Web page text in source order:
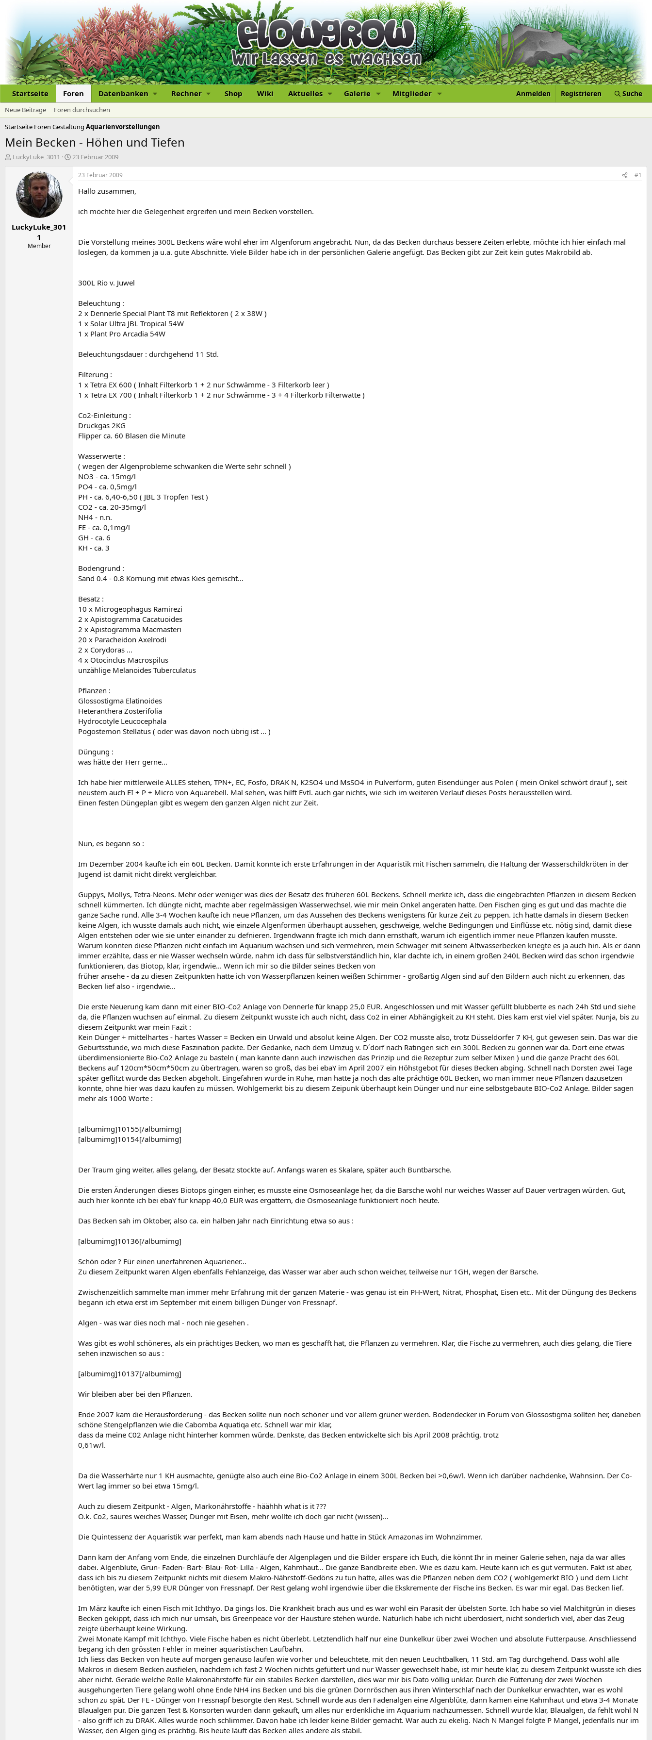
Startseite Foren Datenbanken Rechner Shop Wiki Aktuelles Galerie Mitglieder Anmelden Registrieren Suche
Neue Beiträge
Foren durchsuchen
Startseite Foren Gestaltung Aquarienvorstellungen
Mein Becken - Höhen und Tiefen
E
r
LuckyLuke_3011
E
r
t
23 Februar 2009
LuckyLuke_301
1
Member
23 Februar 2009 #1
Hallo zusammen,
ich möchte hier die Gelegenheit ergreifen und mein Becken vorstellen.
Die Vorstellung meines 300L Beckens wäre wohl eher im Algenforum angebracht. Nun, da das Becken durchaus bessere Zeiten erlebte, möchte ich hier einfach mal
loslegen, da kommen ja u.a. gute Abschnitte. Viele Bilder habe ich in der persönlichen Galerie angefügt. Das Becken gibt zur Zeit kein gutes Makrobild ab.
300L Rio v. Juwel
Beleuchtung :
2 x Dennerle Special Plant T8 mit Reflektoren ( 2 x 38W )
1 x Solar Ultra JBL Tropical 54W
1 x Plant Pro Arcadia 54W
Beleuchtungsdauer : durchgehend 11 Std.
Filterung :
1 x Tetra EX 600 ( Inhalt Filterkorb 1 + 2 nur Schwämme - 3 Filterkorb leer )
1 x Tetra EX 700 ( Inhalt Filterkorb 1 + 2 nur Schwämme - 3 + 4 Filterkorb Filterwatte )
Co2-Einleitung :
Druckgas 2KG
Flipper ca. 60 Blasen die Minute
Wasserwerte :
( wegen der Algenprobleme schwanken die Werte sehr schnell )
NO3 - ca. 15mg/l
PO4 - ca. 0,5mg/l
PH - ca. 6,40-6,50 ( JBL 3 Tropfen Test )
CO2 - ca. 20-35mg/l
NH4 - n.n.
FE - ca. 0,1mg/l
GH - ca. 6
KH - ca. 3
Bodengrund :
Sand 0.4 - 0.8 Körnung mit etwas Kies gemischt...
Besatz :
10 x Microgeophagus Ramirezi
2 x Apistogramma Cacatuoides
2 x Apistogramma Macmasteri
20 x Paracheidon Axelrodi
2 x Corydoras ...
4 x Otocinclus Macrospilus
unzählige Melanoides Tuberculatus
Pflanzen :
Glossostigma Elatinoides
Heteranthera Zosterifolia
Hydrocotyle Leucocephala
Pogostemon Stellatus ( oder was davon noch übrig ist ... )
Düngung :
was hätte der Herr gerne...
Ich habe hier mittlerweile ALLES stehen, TPN+, EC, Fosfo, DRAK N, K2SO4 und MsSO4 in Pulverform, guten Eisendünger aus Polen ( mein Onkel schwört drauf ), seit
neustem auch EI + P + Micro von Aquarebell. Mal sehen, was hilft Evtl. auch gar nichts, wie sich im weiteren Verlauf dieses Posts herausstellen wird.
Einen festen Düngeplan gibt es wegem den ganzen Algen nicht zur Zeit.
Nun, es begann so :
Im Dezember 2004 kaufte ich ein 60L Becken. Damit konnte ich erste Erfahrungen in der Aquaristik mit Fischen sammeln, die Haltung der Wasserschildkröten in der
Jugend ist damit nicht direkt vergleichbar.
Guppys, Mollys, Tetra-Neons. Mehr oder weniger was dies der Besatz des früheren 60L Beckens. Schnell merkte ich, dass die eingebrachten Pflanzen in diesem Becken
schnell kümmerten. Ich düngte nicht, machte aber regelmässigen Wasserwechsel, wie mir mein Onkel angeraten hatte. Den Fischen ging es gut und das machte die
ganze Sache rund. Alle 3-4 Wochen kaufte ich neue Pflanzen, um das Aussehen des Beckens wenigstens für kurze Zeit zu peppen. Ich hatte damals in diesem Becken
keine Algen, ich wusste damals auch nicht, wie einzele Algenformen überhaupt aussehen, geschweige, welche Bedingungen und Einflüsse etc. nötig sind, damit diese
Algen entstehen oder wie sie unter einander zu defnieren. Irgendwann fragte ich mich dann ernsthaft, warum ich eigentlich immer neue Pflanzen kaufen musste.
Warum konnten diese Pflanzen nicht einfach im Aquarium wachsen und sich vermehren, mein Schwager mit seinem Altwasserbecken kriegte es ja auch hin. Als er dann
immer erzählte, dass er nie Wasser wechseln würde, nahm ich dass für selbstverständlich hin, klar dachte ich, in einem großen 240L Becken wird das schon irgendwie
funktionieren, das Biotop, klar, irgendwie... Wenn ich mir so die Bilder seines Becken von
früher ansehe - da zu diesen Zeitpunkten hatte ich von Wasserpflanzen keinen weißen Schimmer - großartig Algen sind auf den Bildern auch nicht zu erkennen, das
Becken lief also - irgendwie...
Die erste Neuerung kam dann mit einer BIO-Co2 Anlage von Dennerle für knapp 25,0 EUR. Angeschlossen und mit Wasser gefüllt blubberte es nach 24h Std und siehe
da, die Pflanzen wuchsen auf einmal. Zu diesem Zeitpunkt wusste ich auch nicht, dass Co2 in einer Abhängigkeit zu KH steht. Dies kam erst viel viel später. Nunja, bis zu
diesem Zeitpunkt war mein Fazit :
Kein Dünger + mittelhartes - hartes Wasser = Becken ein Urwald und absolut keine Algen. Der CO2 musste also, trotz Düsseldorfer 7 KH, gut gewesen sein. Das war die
Geburtsstunde, wo mich diese Faszination packte. Der Gedanke, nach dem Umzug v. D´dorf nach Ratingen sich ein 300L Becken zu gönnen war da. Dort eine etwas
überdimensionierte Bio-Co2 Anlage zu basteln ( man kannte dann auch inzwischen das Prinzip und die Rezeptur zum selber Mixen ) und die ganze Pracht des 60L
Beckens auf 120cm*50cm*50cm zu übertragen, waren so groß, das bei ebaY im April 2007 ein Höhstgebot für dieses Becken abging. Schnell nach Dorsten zwei Tage
später geflitzt wurde das Becken abgeholt. Eingefahren wurde in Ruhe, man hatte ja noch das alte prächtige 60L Becken, wo man immer neue Pflanzen dazusetzen
konnte, ohne hier was dazu kaufen zu müssen. Wohlgemerkt bis zu diesem Zeipunk überhaupt kein Dünger und nur eine selbstgebaute BIO-Co2 Anlage. Bilder sagen
mehr als 1000 Worte :
[albumimg]10155[/albumimg]
[albumimg]10154[/albumimg]
Der Traum ging weiter, alles gelang, der Besatz stockte auf. Anfangs waren es Skalare, später auch Buntbarsche.
Die ersten Änderungen dieses Biotops gingen einher, es musste eine Osmoseanlage her, da die Barsche wohl nur weiches Wasser auf Dauer vertragen würden. Gut,
auch hier konnte ich bei ebaY für knapp 40,0 EUR was ergattern, die Osmoseanlage funktioniert noch heute.
Das Becken sah im Oktober, also ca. ein halben Jahr nach Einrichtung etwa so aus :
[albumimg]10136[/albumimg]
Schön oder ? Für einen unerfahrenen Aquariener...
Zu diesem Zeitpunkt waren Algen ebenfalls Fehlanzeige, das Wasser war aber auch schon weicher, teilweise nur 1GH, wegen der Barsche.
Zwischenzeitlich sammelte man immer mehr Erfahrung mit der ganzen Materie - was genau ist ein PH-Wert, Nitrat, Phosphat, Eisen etc.. Mit der Düngung des Beckens
begann ich etwa erst im September mit einem billigen Dünger von Fressnapf.
Algen - was war dies noch mal - noch nie gesehen .
Was gibt es wohl schöneres, als ein prächtiges Becken, wo man es geschafft hat, die Pflanzen zu vermehren. Klar, die Fische zu vermehren, auch dies gelang, die Tiere
sehen inzwischen so aus :
[albumimg]10137[/albumimg]
Wir bleiben aber bei den Pflanzen.
Ende 2007 kam die Herausforderung - das Becken sollte nun noch schöner und vor allem grüner werden. Bodendecker in Forum von Glossostigma sollten her, daneben
schöne Stengelpflanzen wie die Cabomba Aquatiqa etc. Schnell war mir klar,
dass da meine C02 Anlage nicht hinterher kommen würde. Denkste, das Becken entwickelte sich bis April 2008 prächtig, trotz
0,61w/l.
Da die Wasserhärte nur 1 KH ausmachte, genügte also auch eine Bio-Co2 Anlage in einem 300L Becken bei >0,6w/l. Wenn ich darüber nachdenke, Wahnsinn. Der Co-
Wert lag immer so bei etwa 15mg/l.
Auch zu diesem Zeitpunkt - Algen, Markonährstoffe - häähhh what is it ???
O.k. Co2, saures weiches Wasser, Dünger mit Eisen, mehr wollte ich doch gar nicht (wissen)...
Die Quintessenz der Aquaristik war perfekt, man kam abends nach Hause und hatte in Stück Amazonas im Wohnzimmer.
Dann kam der Anfang vom Ende, die einzelnen Durchläufe der Algenplagen und die Bilder erspare ich Euch, die könnt Ihr in meiner Galerie sehen, naja da war alles
dabei. Algenblüte, Grün- Faden- Bart- Blau- Rot- Lilla - Algen, Kahmhaut... Die ganze Bandbreite eben. Wie es dazu kam. Heute kann ich es gut vermuten. Fakt ist aber,
dass ich bis zu diesem Zeitpunkt nichts mit diesem Makro-Nährstoff-Gedöns zu tun hatte, alles was die Pflanzen neben dem CO2 ( wohlgemerkt BIO ) und dem Licht
benötigten, war der 5,99 EUR Dünger von Fressnapf. Der Rest gelang wohl irgendwie über die Ekskremente der Fische ins Becken. Es war mir egal. Das Becken lief.
Im März kaufte ich einen Fisch mit Ichthyo. Da gings los. Die Krankheit brach aus und es war wohl ein Parasit der übelsten Sorte. Ich habe so viel Malchitgrün in dieses
Becken gekippt, dass ich mich nur umsah, bis Greenpeace vor der Haustüre stehen würde. Natürlich habe ich nicht überdosiert, nicht sonderlich viel, aber das Zeug
zeigte überhaupt keine Wirkung.
Zwei Monate Kampf mit Ichthyo. Viele Fische haben es nicht überlebt. Letztendlich half nur eine Dunkelkur über zwei Wochen und absolute Futterpause. Anschliessend
begang ich den grössten Fehler in meiner aquaristischen Laufbahn.
Ich liess das Becken von heute auf morgen genauso laufen wie vorher und beleuchtete, mit den neuen Leuchtbalken, 11 Std. am Tag durchgehend. Dass wohl alle
Makros in diesem Becken ausfielen, nachdem ich fast 2 Wochen nichts gefüttert und nur Wasser gewechselt habe, ist mir heute klar, zu diesem Zeitpunkt wusste ich dies
aber nicht. Gerade welche Rolle Makronährstoffe für ein stabiles Becken darstellen, dies war mir bis Dato völlig unklar. Durch die Fütterung der zwei Wochen
ausgehungerten Tiere gelang wohl ohne Ende NH4 ins Becken und bis die grünen Dornröschen aus ihren Winterschlaf nach der Dunkelkur erwachten, war es wohl
schon zu spät. Der FE - Dünger von Fressnapf besorgte den Rest. Schnell wurde aus den Fadenalgen eine Algenblüte, dann kamen eine Kahmhaut und etwa 3-4 Monate
Blaualgen pur. Die ganzen Test & Konsorten wurden dann gekauft, um alles nur erdenkliche im Aquarium nachzumessen. Schnell wurde klar, Blaualgen, da fehlt wohl N
- also griff ich zu DRAK. Alles wurde noch schlimmer. Davon habe ich leider keine Bilder gemacht. War auch zu ekelig. Nach N Mangel folgte P Mangel, jedenfalls nur im
Wasser, den Algen ging es prächtig. Bis heute läuft das Becken alles andere als stabil.